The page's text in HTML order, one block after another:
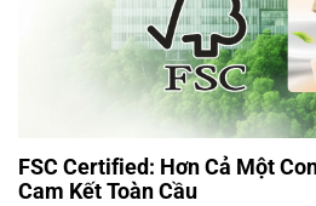
FSC Certified: Hơn Cả Một
Cam Kết Toàn Cầu